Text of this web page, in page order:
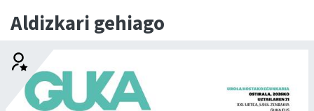
Aldizkari gehiago